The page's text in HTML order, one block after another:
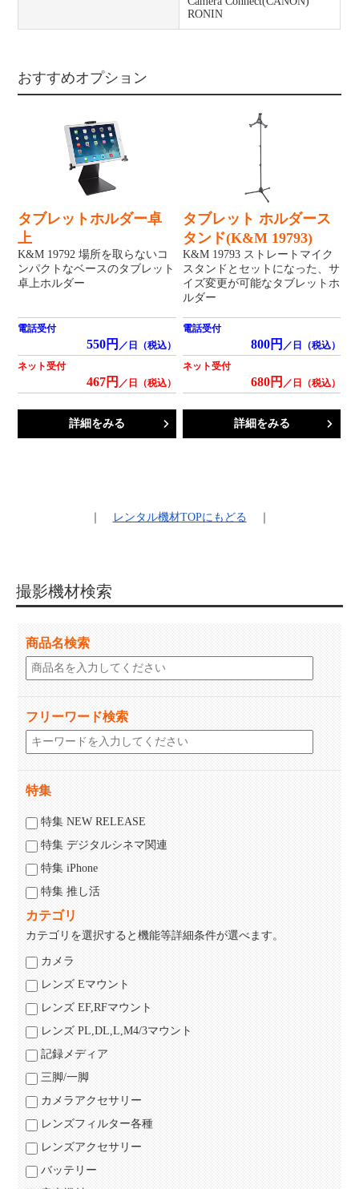
RONIN
おすすめオプション
タブレットホルダー卓
上
K&M 19792 場所を取らないコ
ンパクトなベースのタブレット
卓上ホルダー
電話受付
550円 ／日（税込）
ネット受付
467円 ／日（税込）
詳細をみる
タブレット ホルダース
タンド(K&M 19793)
K&M 19793 ストレートマイク
スタンドとセットになった、サ
イズ変更が可能なタブレットホ
ルダー
電話受付
800円 ／日（税込）
ネット受付
680円 ／日（税込）
詳細をみる
レンタル機材TOPにもどる
撮影機材検索
商品名検索
フリーワード検索
特集
特集 NEW RELEASE
特集 デジタルシネマ関連
特集 iPhone
特集 推し活
カテゴリ
カテゴリを選択すると機能等詳細条件が選べます。
カメラ
レンズ Eマウント
レンズ EF,RFマウント
レンズ PL,DL,L,M4/3マウント
記録メディア
三脚/一脚
カメラアクセサリー
レンズフィルター各種
レンズアクセサリー
バッテリー